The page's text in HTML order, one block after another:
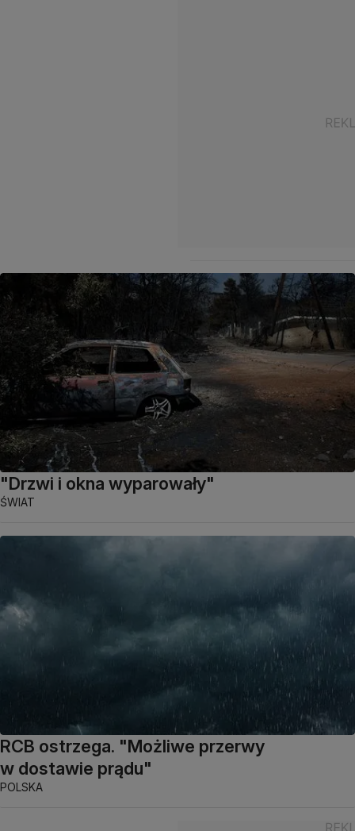
"Drzwi i okna wyparowały"
ŚWIAT
RCB ostrzega. "Możliwe przerwy
w dostawie prądu"
POLSKA